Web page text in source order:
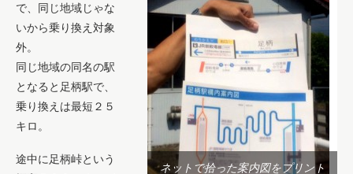
ネットで拾った案内図をプリント
で、同じ地域じゃな
いから乗り換え対象
外。
同じ地域の同名の駅
となると足柄駅で、
乗り換えは最短２５
キロ。
途中に足柄峠という